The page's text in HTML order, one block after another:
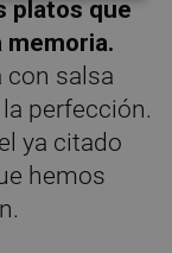
platos que
memoria.
con salsa
perfección.
ya citado
hemos